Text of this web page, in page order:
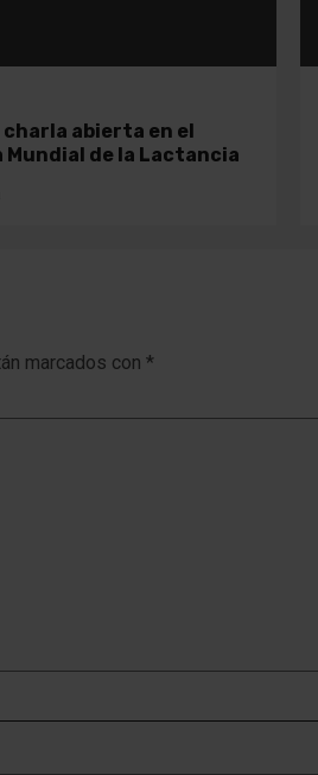
abierta en el
Mundial de la Lactancia
marcados con *